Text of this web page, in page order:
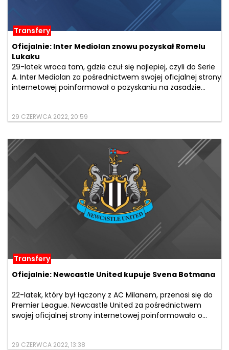
Transfery
Oficjalnie: Inter Mediolan znowu pozyskał Romelu
Lukaku
29-latek wraca tam, gdzie czuł się najlepiej, czyli do Serie
A. Inter Mediolan za pośrednictwem swojej oficjalnej strony
internetowej poinformował o pozyskaniu na zasadzie...
29 CZERWCA 2022, 20:59
Transfery
Oficjalnie: Newcastle United kupuje Svena Botmana
22-latek, który był łączony z AC Milanem, przenosi się do
Premier League. Newcastle United za pośrednictwem
swojej oficjalnej strony internetowej poinformowało o...
29 CZERWCA 2022, 13:38